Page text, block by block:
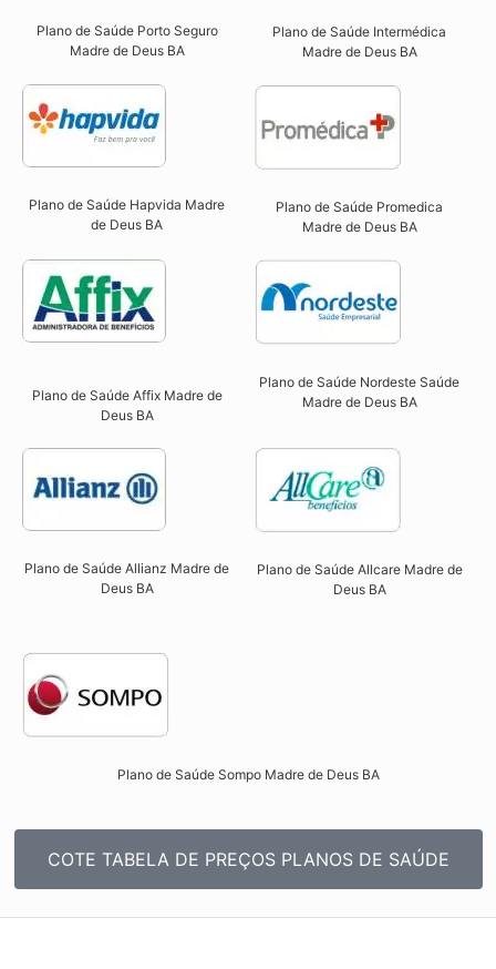
Plano de Saúde Porto Seguro
Madre de Deus BA​
Plano de Saúde Intermédica
Madre de Deus BA​
Plano de Saúde Hapvida Madre
de Deus BA​
Plano de Saúde Promedica
Madre de Deus BA
Plano de Saúde Affix Madre de
Deus BA​
Plano de Saúde Nordeste Saúde
Madre de Deus BA
Plano de Saúde Allianz Madre de
Deus BA​
Plano de Saúde Allcare Madre de
Deus BA​
Plano de Saúde Sompo Madre de Deus BA​
COTE TABELA DE PREÇOS PLANOS DE SAÚDE